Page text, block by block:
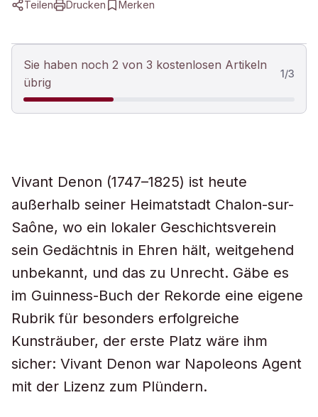
Teilen Drucken Merken
Sie haben noch 2 von 3 kostenlosen Artikeln
übrig
1/3
Vivant Denon (1747–1825) ist heute
außerhalb seiner Heimatstadt Chalon-sur-
Saône, wo ein lokaler Geschichtsverein
sein Gedächtnis in Ehren hält, weitgehend
unbekannt, und das zu Unrecht. Gäbe es
im Guinness-Buch der Rekorde eine eigene
Rubrik für besonders erfolgreiche
Kunsträuber, der erste Platz wäre ihm
sicher: Vivant Denon war Napoleons Agent
mit der Lizenz zum Plündern.